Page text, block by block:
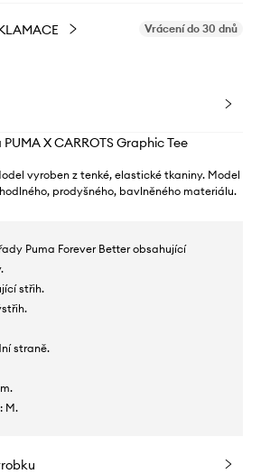
Vrácení do 30 dnů
X CARROTS Graphic Tee
vyroben z tenké, elastické tkaniny. Model
​​prodyšného, ​​bavlněného materiálu.
Puma Forever Better obsahující
střih.
straně.
M.